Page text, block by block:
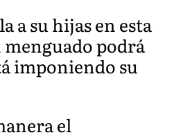
a su hijas en esta
podrá
imponiendo su
el